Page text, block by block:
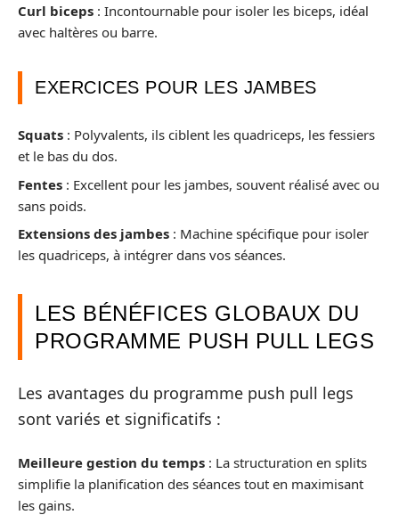
Curl biceps : Incontournable pour isoler les biceps, idéal
avec haltères ou barre.
EXERCICES POUR LES JAMBES
Squats : Polyvalents, ils ciblent les quadriceps, les fessiers
et le bas du dos.
Fentes : Excellent pour les jambes, souvent réalisé avec ou
sans poids.
Extensions des jambes : Machine spécifique pour isoler
les quadriceps, à intégrer dans vos séances.
LES BÉNÉFICES GLOBAUX DU
PROGRAMME PUSH PULL LEGS
Les avantages du programme push pull legs
sont variés et significatifs :
Meilleure gestion du temps : La structuration en splits
simplifie la planification des séances tout en maximisant
les gains.